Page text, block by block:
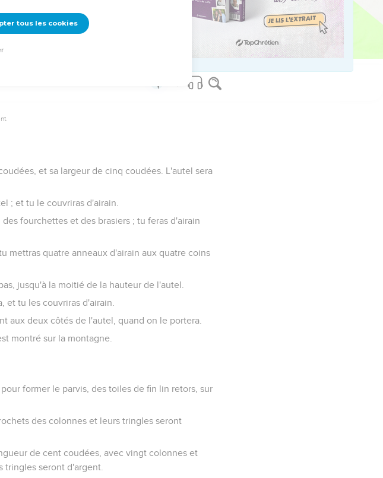
d'or ; elles auront des crochets d'or, et tu
et sa largeur de cinq coudées. L'autel sera
; et tu le couvriras d'airain.
fourchettes et des brasiers ; tu feras d'airain
mettras quatre anneaux d'airain aux quatre coins
jusqu'à la moitié de la hauteur de l'autel.
et tu les couvriras d'airain.
aux deux côtés de l'autel, quand on le portera.
montré sur la montagne.
former le parvis, des toiles de fin lin retors, sur
des colonnes et leurs tringles seront
de cent coudées, avec vingt colonnes et
tringles seront d'argent.
tous les cookies